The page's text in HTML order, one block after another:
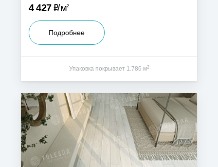
4 427Р м2
Подробнее
Упаковка покрывает 1.786 м2